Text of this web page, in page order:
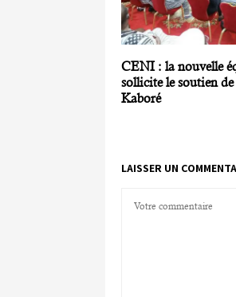
CENI : la nouvelle
sollicite le soutien
Kaboré
LAISSER UN